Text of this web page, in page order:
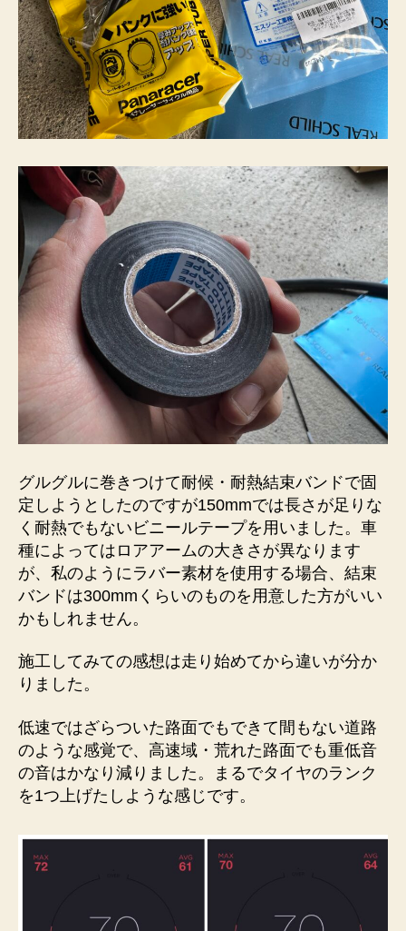
グルグルに巻きつけて耐候・耐熱結束バンドで固
定しようとしたのですが150mmでは長さが足りな
く耐熱でもないビニールテープを用いました。車
種によってはロアアームの大きさが異なります
が、私のようにラバー素材を使用する場合、結束
バンドは300mmくらいのものを用意した方がいい
かもしれません。
施工してみての感想は走り始めてから違いが分か
りました。
低速ではざらついた路面でもできて間もない道路
のような感覚で、高速域・荒れた路面でも重低音
の音はかなり減りました。まるでタイヤのランク
を1つ上げたしような感じです。